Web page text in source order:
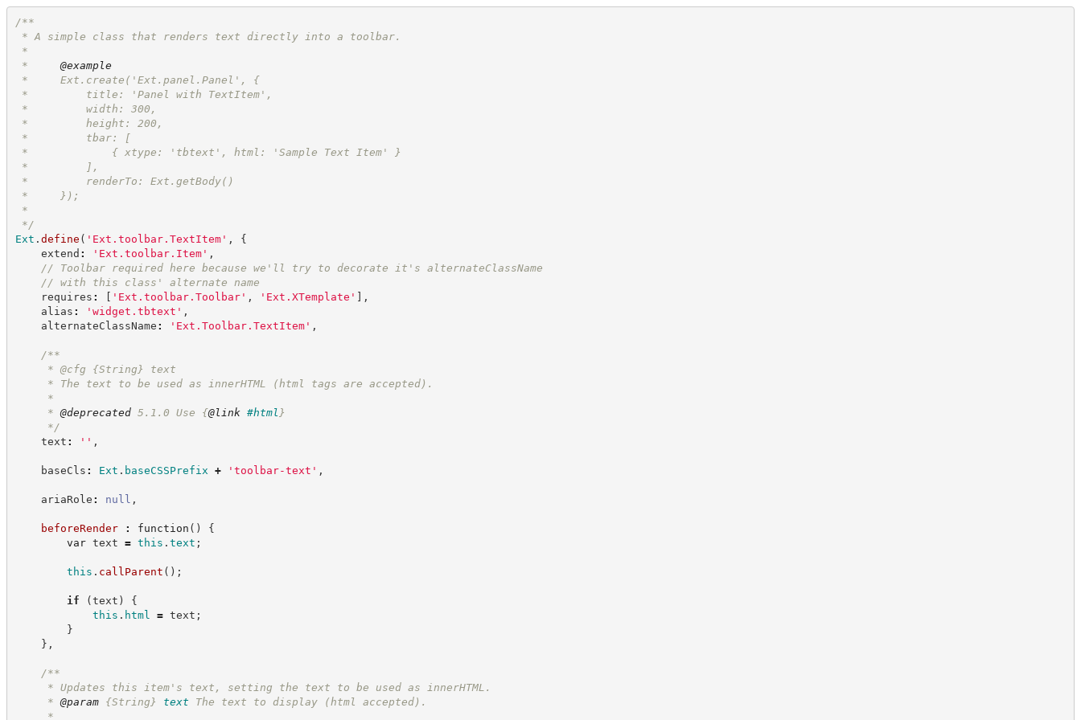
/**
* A simple class that renders text directly into a toolbar.
*
* @example
*     Ext.create('Ext.panel.Panel', {
*         title: 'Panel with TextItem',
*         width: 300,
*         height: 200,
*         tbar: [
*             { xtype: 'tbtext', html: 'Sample Text Item' }
*         ],
*         renderTo: Ext.getBody()
*     });
*
*/
Ext . define ( ' Ext.toolbar.TextItem' ,
{
extend : ' Ext.toolbar.Item' ,
// Toolbar required here because we'll try to decorate it's alternateClassName
// with this class' alternate name
requires : [ ' Ext.toolbar.Toolbar' , ' Ext.XTemplate ' ] ,
alias : ' widget.tbtext ' ,
alternateClassName : ' Ext.Toolbar.TextItem' ,
/**
* @cfg {String}
text
* The text to be used as innerHTML (html tags are accepted).
*
* @deprecated 5.1.0 Use {@link #html }
*/
text : ' ' ,
baseCls : Ext . baseCSSPrefix + ' toolbar-text ' ,
ariaRole : null ,
beforeRender : function ( )
{
var text = this . text ;
this . callParent ( ) ;
if (text )
{
this . html = text ;
}
} ,
/**
* Updates this item's text, setting the text to be used as innerHTML.
* @param {String} text
The text to display (html accepted).
*